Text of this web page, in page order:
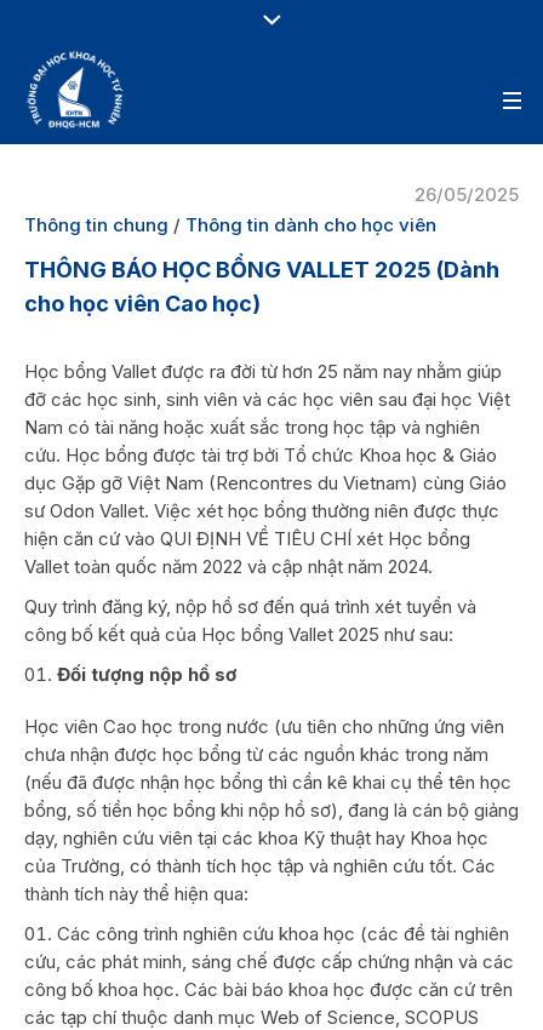
26/05/2025
Thông tin chung / Thông tin dành cho học viên
THÔNG BÁO HỌC BỔNG VALLET 2025 (Dành
cho học viên Cao học)
Học bổng Vallet được ra đời từ hơn 25 năm nay nhằm giúp
đỡ các học sinh, sinh viên và các học viên sau đại học Việt
Nam có tài năng hoặc xuất sắc trong học tập và nghiên
cứu. Học bổng được tài trợ bởi Tổ chức Khoa học & Giáo
dục Gặp gỡ Việt Nam (Rencontres du Vietnam) cùng Giáo
sư Odon Vallet. Việc xét học bổng thường niên được thực
hiện căn cứ vào QUI ĐỊNH VỀ TIÊU CHÍ xét Học bổng
Vallet toàn quốc năm 2022 và cập nhật năm 2024.
Quy trình đăng ký, nộp hồ sơ đến quá trình xét tuyển và
công bố kết quả của Học bổng Vallet 2025 như sau:
Đối tượng nộp hồ sơ
Học viên Cao học trong nước (ưu tiên cho những ứng viên
chưa nhận được học bổng từ các nguồn khác trong năm
(nếu đã được nhận học bổng thì cần kê khai cụ thể tên học
bổng, số tiền học bổng khi nộp hồ sơ), đang là cán bộ giảng
dạy, nghiên cứu viên tại các khoa Kỹ thuật hay Khoa học
của Trường, có thành tích học tập và nghiên cứu tốt. Các
thành tích này thể hiện qua:
Các công trình nghiên cứu khoa học (các đề tài nghiên
cứu, các phát minh, sáng chế được cấp chứng nhận và các
công bố khoa học. Các bài báo khoa học được căn cứ trên
các tạp chí thuộc danh mục Web of Science, SCOPUS